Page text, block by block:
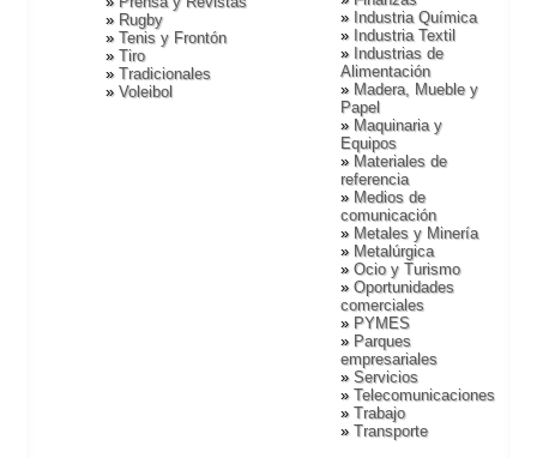
Rugby
Tenis y Frontón
Tiro
Tradicionales
Voleibol
Industria Quí­mica
Industria Textil
Industrias de
Alimentación
Madera, Mueble y
Papel
Maquinaria y
Equipos
Materiales de
referencia
Medios de
comunicación
Metales y Minerí­a
Metalúrgica
Ocio y Turismo
Oportunidades
comerciales
PYMES
Parques
empresariales
Servicios
Telecomunicaciones
Trabajo
Transporte